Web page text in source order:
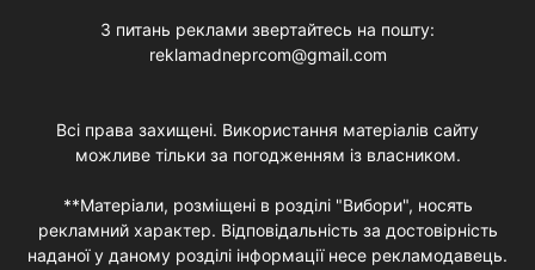
З питань реклами звертайтесь на пошту:
reklamadneprcom@gmail.com
Всі права захищені. Використання матеріалів сайту
можливе тільки за погодженням із власником.
**Матеріали, розміщені в розділі "Вибори", носять
рекламний характер. Відповідальність за достовірність
наданої у даному розділі інформації несе рекламодавець.